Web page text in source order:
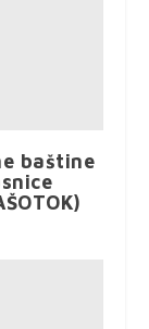
baštine